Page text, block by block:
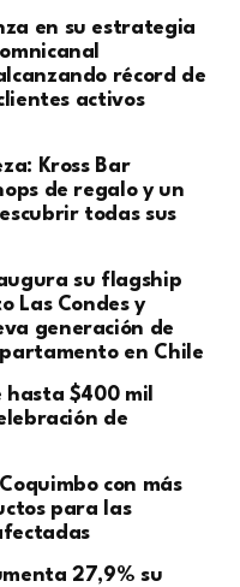
en su estrategia
récord de
activos
Kross Bar
de regalo y un
todas sus
su flagship
Las Condes y
generación de
en Chile
$400 mil
de
con más
para las
27,9% su